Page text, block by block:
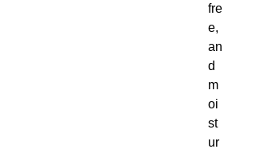
fre
e,
an
d
m
oi
st
ur